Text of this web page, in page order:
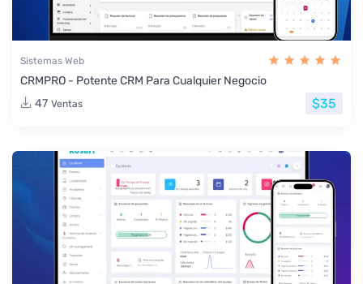
Sistemas Web
CRMPRO - Potente CRM Para Cualquier Negocio
47 Ventas $35